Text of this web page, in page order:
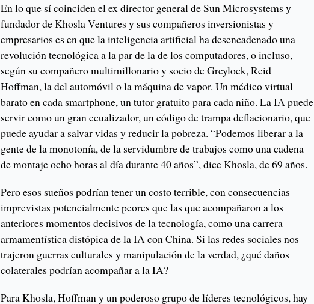
En lo que sí coinciden el ex director general de Sun Microsystems y
fundador de Khosla Ventures y sus compañeros inversionistas y
empresarios es en que la inteligencia artificial ha desencadenado una
revolución tecnológica a la par de la de los computadores, o incluso,
según su compañero multimillonario y socio de Greylock, Reid
Hoffman, la del automóvil o la máquina de vapor. Un médico virtual
barato en cada smartphone, un tutor gratuito para cada niño. La IA puede
servir como un gran ecualizador, un código de trampa deflacionario, que
puede ayudar a salvar vidas y reducir la pobreza. “Podemos liberar a la
gente de la monotonía, de la servidumbre de trabajos como una cadena
de montaje ocho horas al día durante 40 años”, dice Khosla, de 69 años.
Pero esos sueños podrían tener un costo terrible, con consecuencias
imprevistas potencialmente peores que las que acompañaron a los
anteriores momentos decisivos de la tecnología, como una carrera
armamentística distópica de la IA con China. Si las redes sociales nos
trajeron guerras culturales y manipulación de la verdad, ¿qué daños
colaterales podrían acompañar a la IA?
Para Khosla, Hoffman y un poderoso grupo de líderes tecnológicos, hay